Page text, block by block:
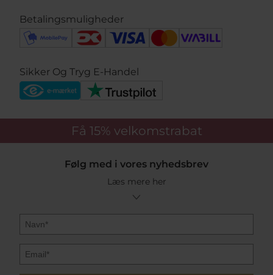
Betalingsmuligheder
Sikker Og Tryg E-Handel
Få 15% velkomstrabat
Følg med i vores nyhedsbrev
Læs mere her